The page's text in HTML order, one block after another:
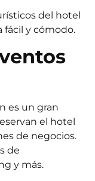
del hotel
fácil y cómodo.
es un gran
el hotel
de negocios.
de
y más.